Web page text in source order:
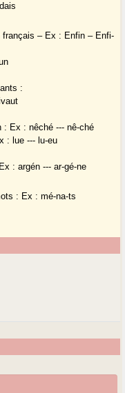
– Ex : Enfin – Enfi-
:
: Ex : nêché --- nê-ché
: lue --- lu-eu
: argén --- ar-gé-ne
: Ex : mé-na-ts